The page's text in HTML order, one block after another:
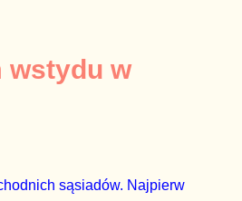
partii Jarosława
przed
PiS wysłali Agencję
wstydu w
sąsiadów. Najpierw